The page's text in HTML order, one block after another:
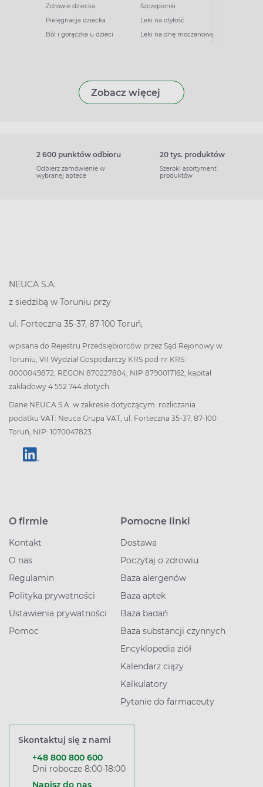
Zdrowie dziecka
Pielęgnacja dziecka
Ból i gorączka u dzieci
Szczepionki
Leki na otyłość
Leki na dnę moczanową
Zobacz więcej
2 600 punktów odbioru
Odbierz zamówienie w
wybranej aptece
20 tys. produktów
Szeroki asortyment
produktów
NEUCA S.A.
z siedzibą w Toruniu przy
ul. Forteczna 35-37, 87-100 Toruń,
wpisana do Rejestru Przedsiębiorców przez Sąd Rejonowy w
Toruniu, VII Wydział Gospodarczy KRS pod nr KRS:
0000049872, REGON 870227804, NIP 8790017162, kapitał
zakładowy 4 552 744 złotych.
Dane NEUCA S.A. w zakresie dotyczącym: rozliczania
podatku VAT: Neuca Grupa VAT, ul. Forteczna 35-37, 87-100
Toruń, NIP: 1070047823
O firmie
Kontakt
O nas
Regulamin
Polityka prywatności
Ustawienia prywatności
Pomoc
Pomocne linki
Dostawa
Poczytaj o zdrowiu
Baza alergenów
Baza aptek
Baza badań
Baza substancji czynnych
Encyklopedia ziół
Kalendarz ciąży
Kalkulatory
Pytanie do farmaceuty
Skontaktuj się z nami
+48 800 800 600
Dni robocze 8:00-18:00
Napisz do nas